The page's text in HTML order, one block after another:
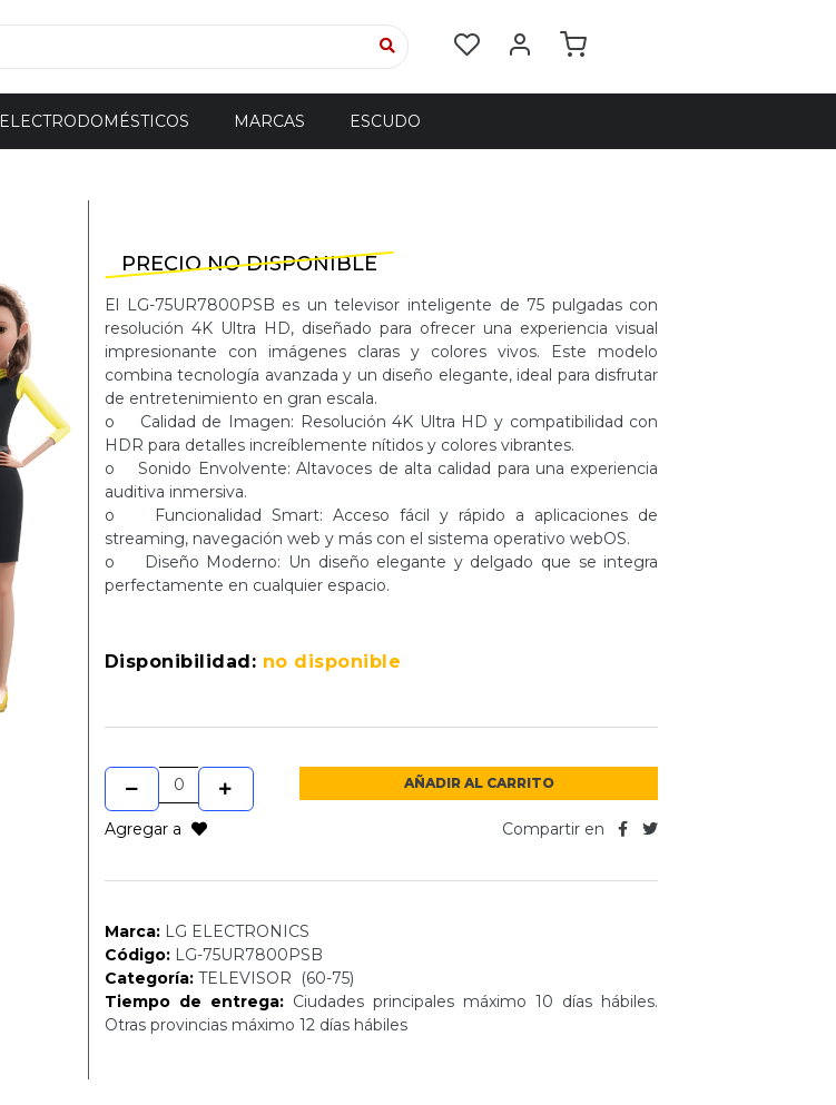
ELECTRODOMÉSTICOS MARCAS ESCUDO
PRECIO NO DISPONIBLE
El LG-75UR7800PSB es un televisor inteligente de 75 pulgadas con
resolución 4K Ultra HD, diseñado para ofrecer una experiencia visual
impresionante con imágenes claras y colores vivos. Este modelo
combina tecnología avanzada y un diseño elegante, ideal para disfrutar
de entretenimiento en gran escala.
o Calidad de Imagen: Resolución 4K Ultra HD y compatibilidad con
HDR para detalles increíblemente nítidos y colores vibrantes.
o Sonido Envolvente: Altavoces de alta calidad para una experiencia
auditiva inmersiva.
o Funcionalidad Smart: Acceso fácil y rápido a aplicaciones de
streaming, navegación web y más con el sistema operativo webOS.
o Diseño Moderno: Un diseño elegante y delgado que se integra
perfectamente en cualquier espacio.
Disponibilidad: no disponible
AÑADIR AL CARRITO
Agregar a Compartir en
Marca:LG ELECTRONICS
Código:LG-75UR7800PSB
Categoría:TELEVISOR (60-75)
Tiempo de entrega: Ciudades principales máximo 10 días hábiles.
Otras provincias máximo 12 días hábiles